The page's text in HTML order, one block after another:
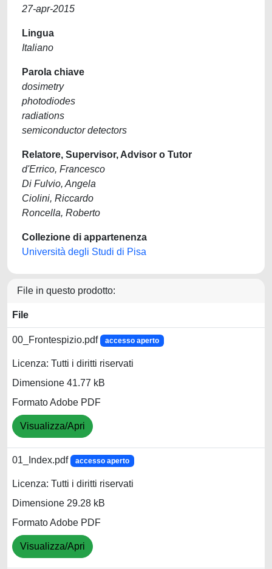
27-apr-2015
Lingua
Italiano
Parola chiave
dosimetry
photodiodes
radiations
semiconductor detectors
Relatore, Supervisor, Advisor o Tutor
d'Errico, Francesco
Di Fulvio, Angela
Ciolini, Riccardo
Roncella, Roberto
Collezione di appartenenza
Università degli Studi di Pisa
File in questo prodotto:
File
00_Frontespizio.pdf accesso aperto
Licenza: Tutti i diritti riservati
Dimensione 41.77 kB
Formato Adobe PDF
Visualizza/Apri
01_Index.pdf accesso aperto
Licenza: Tutti i diritti riservati
Dimensione 29.28 kB
Formato Adobe PDF
Visualizza/Apri